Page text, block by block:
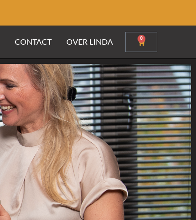
CONTACT OVER LINDA 0